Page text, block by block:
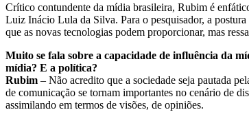
Crítico contundente da mídia brasileira, Rubim é
Luiz Inácio Lula da Silva. Para o pesquisador, a
que as novas tecnologias podem proporcionar, mas
Muito se fala sobre a capacidade de influência da
mídia? E a política?
Rubim – Não acredito que a sociedade seja pautada
de comunicação se tornam importantes no cenário de
assimilando em termos de visões, de opiniões.